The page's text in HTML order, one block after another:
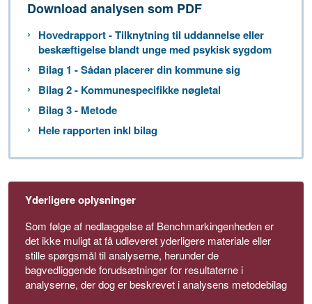
Download analysen som PDF
Hovedrapport - Tilknytning til uddannelse eller
beskæftigelse blandt unge med psykisk sygdom
Bilag 1 - Sådan placerer din kommune sig
Bilag 2 - Kommunespecifikke nøgletal
Bilag 3 - Metode
Hele rapporten inkl bilag
Yderligere oplysninger
Som følge af nedlæggelse af Benchmarkingenheden er
det ikke muligt at få udleveret yderligere materiale eller
stille spørgsmål til analyserne, herunder de
bagvedliggende forudsætninger for resultaterne i
analyserne, der dog er beskrevet i analysens metodebilag